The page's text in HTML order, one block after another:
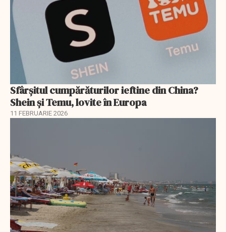
Sfârșitul cumpărăturilor ieftine din China?
Shein și Temu, lovite în Europa
11 FEBRUARIE 2026